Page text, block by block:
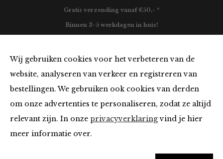
Wij gebruiken cookies voor het verbeteren van de
website, analyseren van verkeer en registreren van
bestellingen. We gebruiken ook cookies van derden
om onze advertenties te personaliseren, zodat ze altijd
relevant zijn. In onze privacyverklaringvind je hier
meer informatie over.
Gratis verzending vanaf €50,- *
Binnen 3-5 werkdagen in huis!
Must Haves